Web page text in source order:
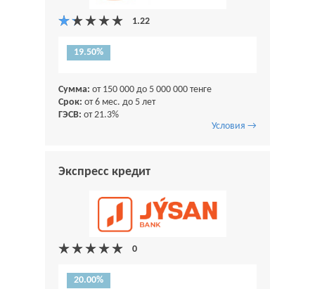
19.50%
Сумма: от 150 000 до 5 000 000 тенге
Срок: от 6 мес. до 5 лет
ГЭСВ: от 21.3%
Условия →
Экспресс кредит
20.00%